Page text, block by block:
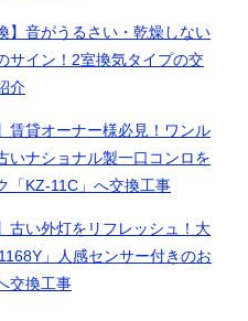
】音がうるさい・乾燥しない
サイン！2室換気タイプの交
介
賃貸オーナー様必見！ワンル
いナショナル製一口コンロを
「KZ-11C」へ交換工事
古い外灯をリフレッシュ！大
」人感センサー付きのお
交換工事